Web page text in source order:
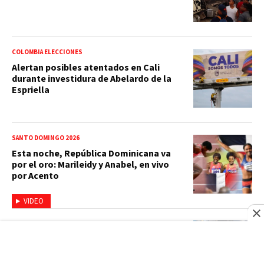
COLOMBIA ELECCIONES
Alertan posibles atentados en Cali
durante investidura de Abelardo de la
Espriella
VIDEO
SANTO DOMINGO 2026
Esta noche, República Dominicana va
por el oro: Marileidy y Anabel, en vivo
por Acento